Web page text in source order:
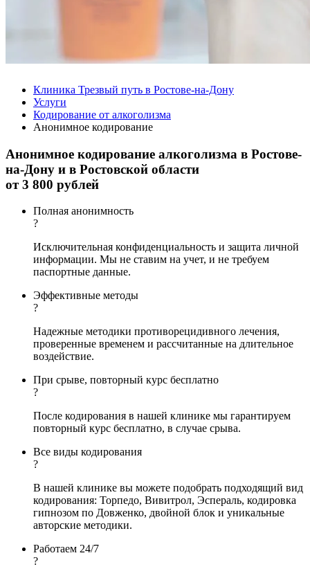
Клиника Трезвый путь в Ростове-на-Дону
Услуги
Кодирование от алкоголизма
Анонимное кодирование
Анонимное кодирование алкоголизма в Ростове-
на-Дону и в Ростовской области
от3 800 рублей
Полная анонимность
?
Исключительная конфиденциальность и защита личной
информации. Мы не ставим на учет, и не требуем
паспортные данные.
Эффективные методы
?
Надежные методики противорецидивного лечения,
проверенные временем и рассчитанные на длительное
воздействие.
При срыве, повторный курс бесплатно
?
После кодирования в нашей клинике мы гарантируем
повторный курс бесплатно, в случае срыва.
Все виды кодирования
?
В нашей клинике вы можете подобрать подходящий вид
кодирования: Торпедо, Вивитрол, Эспераль, кодировка
гипнозом по Довженко, двойной блок и уникальные
авторские методики.
Работаем 24/7
?